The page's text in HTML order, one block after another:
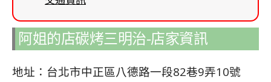
阿姐的店碳烤三明治-店家資訊
地址：台北市中正區八德路一段82巷9弄10號